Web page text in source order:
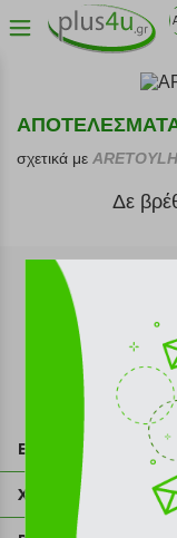
σχετικά με
Δε
Επικοινωνία
211 2000 700
info@plus4u.gr
Χρήσιμες
Η εταιρία